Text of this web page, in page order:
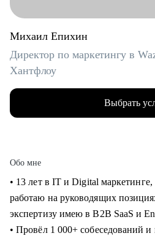
Михаил Епихин
Директор по маркетингу в
Хантфлоу
Выбрать
Обо мне
• 13 лет в IT и Digital маркетинге,
работаю на руководящих
экспертизу имею в B2B SaaS и
• Провёл 1 000+ собеседований